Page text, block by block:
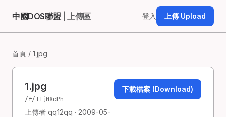
中國DOS聯盟 | 上傳區 登入 上傳 Upload
首頁 / 1.jpg
1.jpg
/f/TTjMXcPh
上傳者 qq12qq · 2009-05-
下載檔案 (Download)